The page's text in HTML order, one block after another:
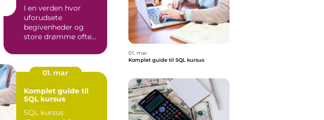
I en verden hvor
uforudsete
begivenheder og
store drømme ofte
økonomisk
indsprøjtni...
01. mar
Komplet guide til
SQL kursus
SQL kursus
01. mar
Komplet guide til SQL kursus